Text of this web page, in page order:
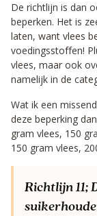
De richtlijn is dan
beperken. Het is
laten, want vlees
voedingsstoffen!
vlees, maar ook
namelijk in de
Wat ik een
deze beperking
gram vlees, 150
150 gram vlees,
Richtlijn 11;